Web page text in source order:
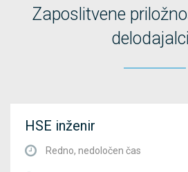
Zaposlitvene
HSE inženir
Redno, nedoločen čas